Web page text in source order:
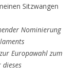
Sitzwangen
Nominierung
Europawahl zum
dieses